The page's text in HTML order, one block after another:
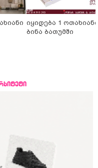
იყიდება 1 ოთახიანი
ბინა ბათუმში